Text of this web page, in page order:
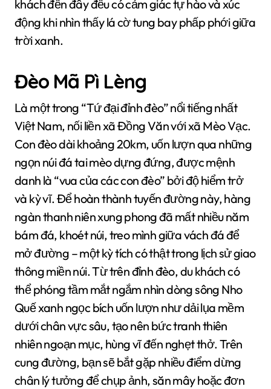
khách đến đây đều có cảm giác tự hào và xúc
động khi nhìn thấy lá cờ tung bay phấp phới giữa
trời xanh.
Đèo Mã Pì Lèng
Là một trong “Tứ đại đỉnh đèo” nổi tiếng nhất
Việt Nam, nối liền xã Đồng Văn với xã Mèo Vạc.
Con đèo dài khoảng 20km, uốn lượn qua những
ngọn núi đá tai mèo dựng đứng, được mệnh
danh là “vua của các con đèo” bởi độ hiểm trở
và kỳ vĩ. Để hoàn thành tuyến đường này, hàng
ngàn thanh niên xung phong đã mất nhiều năm
bám đá, khoét núi, treo mình giữa vách đá để
mở đường – một kỳ tích có thật trong lịch sử giao
thông miền núi. Từ trên đỉnh đèo, du khách có
thể phóng tầm mắt ngắm nhìn dòng sông Nho
Quế xanh ngọc bích uốn lượn như dải lụa mềm
dưới chân vực sâu, tạo nên bức tranh thiên
nhiên ngoạn mục, hùng vĩ đến nghẹt thở. Trên
cung đường, bạn sẽ bắt gặp nhiều điểm dừng
chân lý tưởng để chụp ảnh, săn mây hoặc đơn